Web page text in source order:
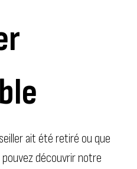
ait été retiré ou que
découvrir notre